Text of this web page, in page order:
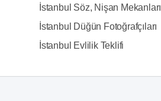
İstanbul Söz, Nişan Mekanları
İstanbul Düğün Fotoğrafçıları
İstanbul Evlilik Teklifi